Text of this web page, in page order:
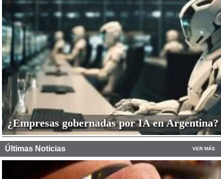
¿Empresas gobernadas por IA en Argentina?
Últimas Noticias VER MÁS